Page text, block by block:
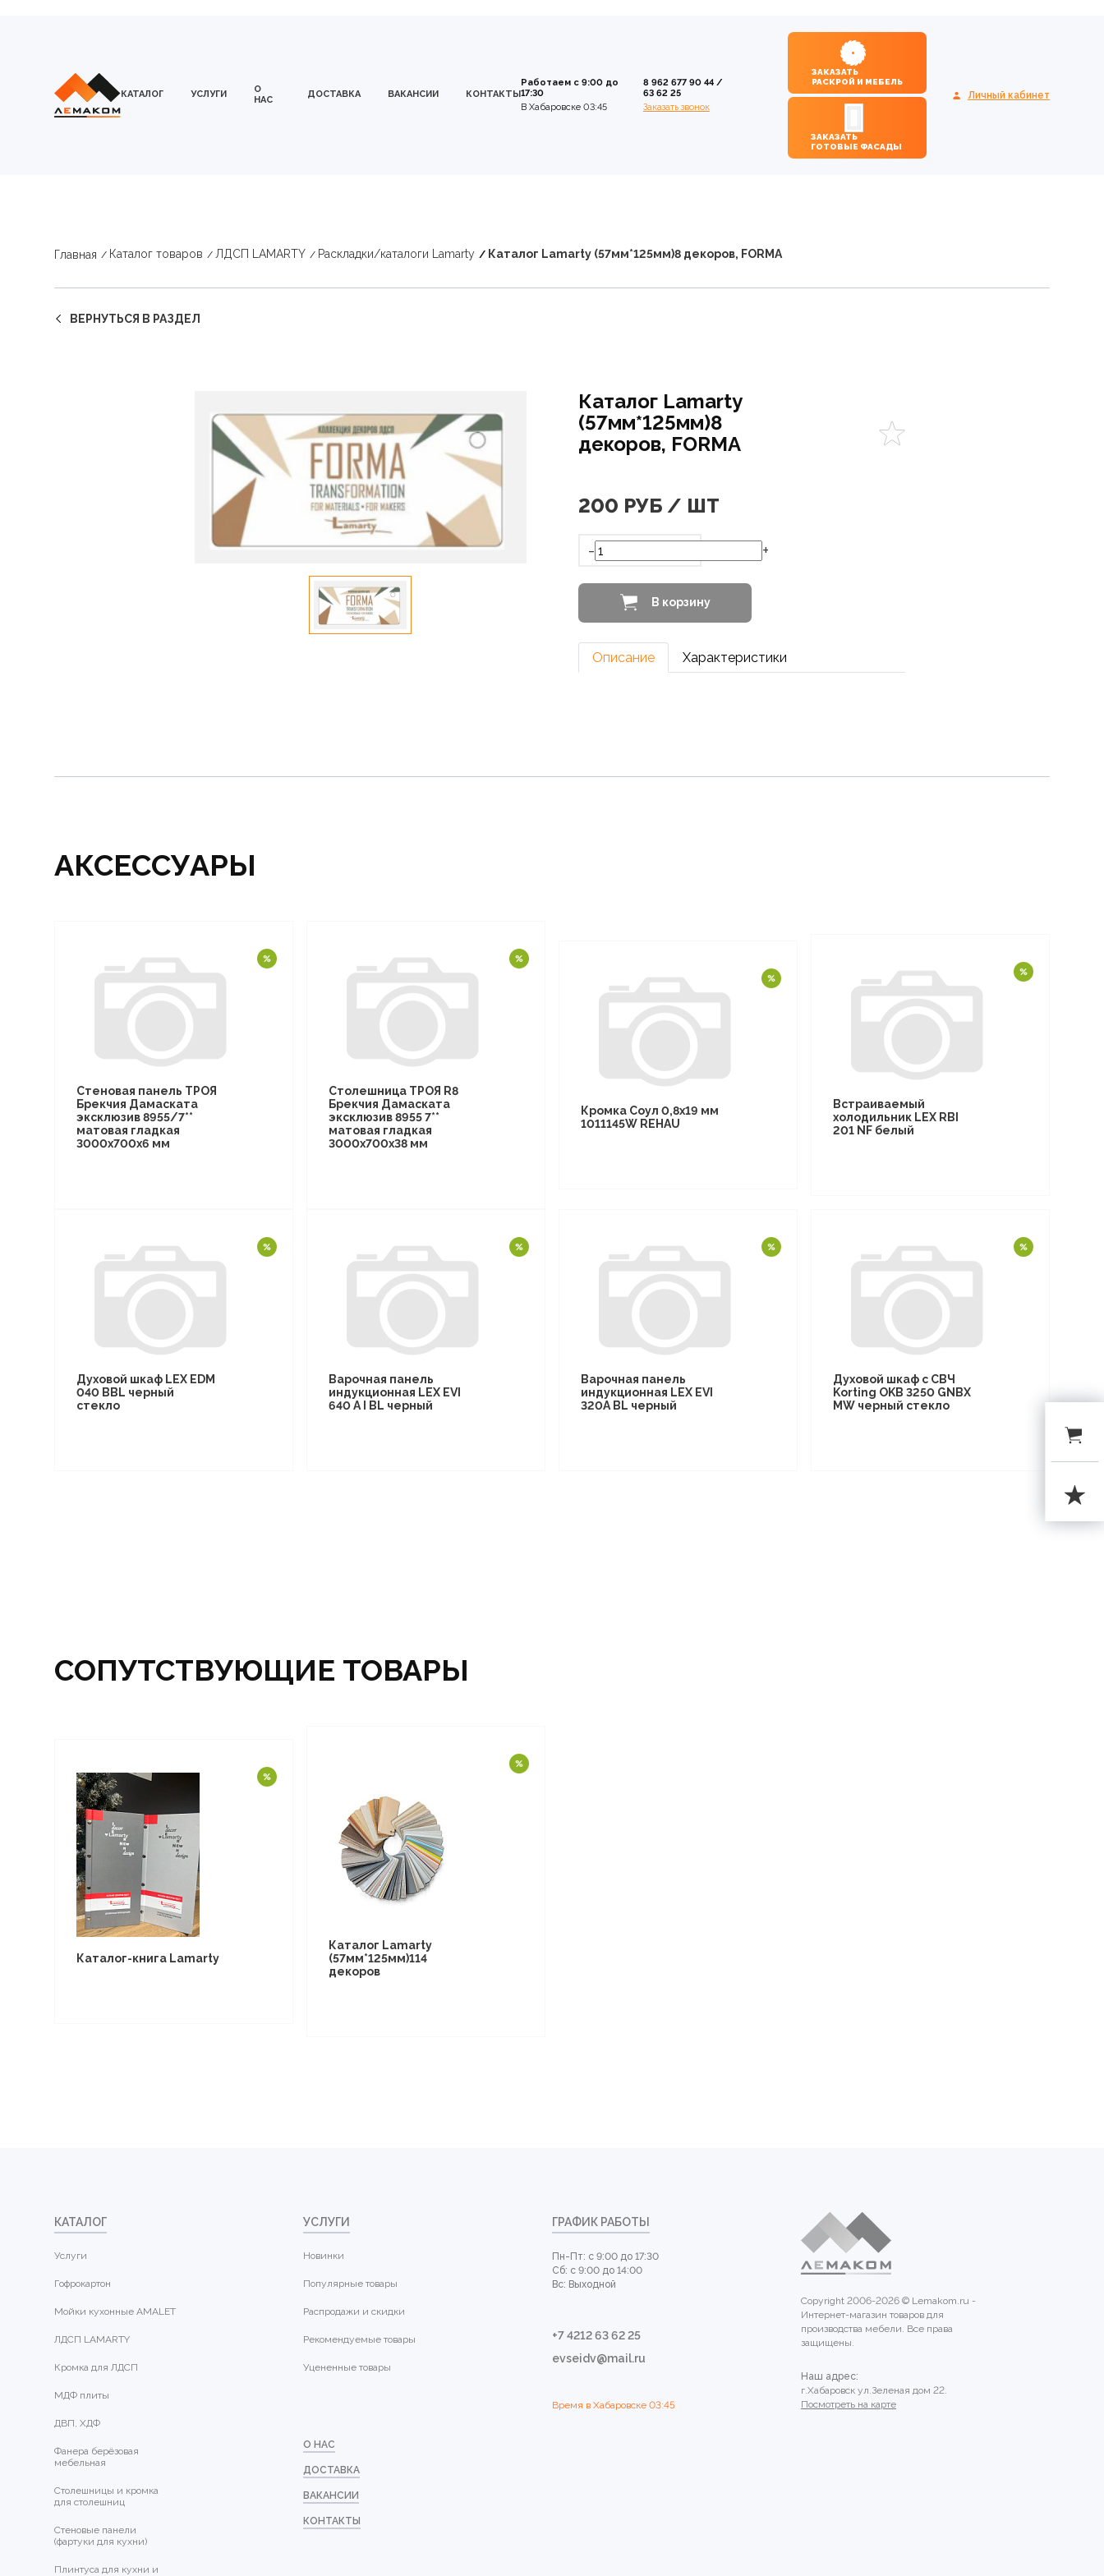
КАТАЛОГ УСЛУГИ
О
НАС
ДОСТАВКА ВАКАНСИИ КОНТАКТЫ
Работаем с 9:00 до
17:30
В Хабаровске 03:45
8 962 677 90 44/
63 62 25
Заказать звонок
ЗАКАЗАТЬ
РАСКРОЙ И МЕБЕЛЬ
ЗАКАЗАТЬ
ГОТОВЫЕ ФАСАДЫ
Личный кабинет
Главная Каталог товаров ЛДСП LAMARTY Раскладки/каталоги Lamarty Каталог Lamarty (57мм*125мм)8 декоров, FORMA
ВЕРНУТЬСЯ В РАЗДЕЛ
Каталог Lamarty
(57мм*125мм)8
декоров, FORMA
200 РУБ / ШТ
- +
В корзину
Описание Характеристики
АКСЕССУАРЫ
Стеновая панель ТРОЯ
Брекчия Дамаската
эксклюзив 8955/7**
матовая гладкая
3000х700х6 мм
Столешница ТРОЯ R8
Брекчия Дамаската
эксклюзив 8955 7**
матовая гладкая
3000х700х38 мм
Кромка Соул 0,8х19 мм
1011145W REHAU
Встраиваемый
холодильник LEX RBI
201 NF белый
Духовой шкаф LEX EDM
040 BBL черный
стекло
Варочная панель
индукционная LEX EVI
640 A I BL черный
Варочная панель
индукционная LEX EVI
320A BL черный
Духовой шкаф с СВЧ
Korting OKB 3250 GNBX
MW черный стекло
СОПУТСТВУЮЩИЕ ТОВАРЫ
Каталог-книга Lamarty
Каталог Lamarty
(57мм*125мм)114
декоров
КАТАЛОГ
Услуги
Гофрокартон
Мойки кухонные AMALET
ЛДСП LAMARTY
Кромка для ЛДСП
МДФ плиты
ДВП, ХДФ
Фанера берёзовая
мебельная
Столешницы и кромка
для столешниц
Стеновые панели
(фартуки для кухни)
Плинтуса для кухни и
УСЛУГИ
Новинки
Популярные товары
Распродажи и скидки
Рекомендуемые товары
Уцененные товары
О НАС
ДОСТАВКА
ВАКАНСИИ
КОНТАКТЫ
ГРАФИК РАБОТЫ
Пн-Пт: с 9:00 до 17:30
Сб: с 9:00 до 14:00
Вс: Выходной
+7 4212 63 62 25
evseidv@mail.ru
Время в Хабаровске 03:45
Copyright 2006-2026 © Lemakom.ru -
Интернет-магазин товаров для
производства мебели. Все права
защищены.
Наш адрес:
г.Хабаровск ул.Зеленая дом 22.
Посмотреть на карте